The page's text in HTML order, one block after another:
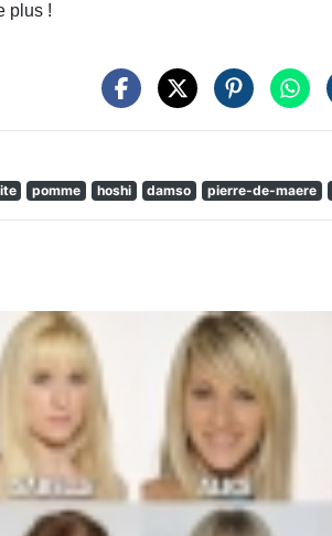
plus !
pomme hoshi damso pierre-de-maere